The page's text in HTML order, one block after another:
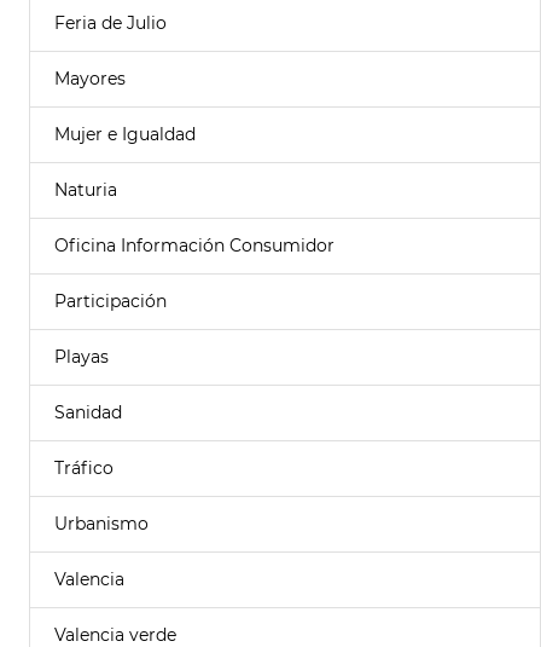
Feria de Julio
Mayores
Mujer e Igualdad
Naturia
Oficina Información Consumidor
Participación
Playas
Sanidad
Tráfico
Urbanismo
Valencia
Valencia verde